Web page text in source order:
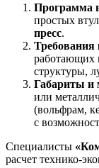
Программа
простых
пресс.
Требования
работающих
структуры,
Габариты и
или
(вольфрам,
с
Специалисты
расчет технико-